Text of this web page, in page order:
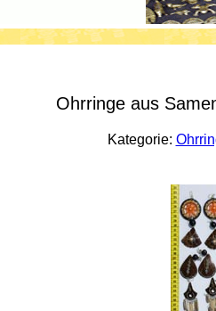
Ohrringe aus
Kategorie: